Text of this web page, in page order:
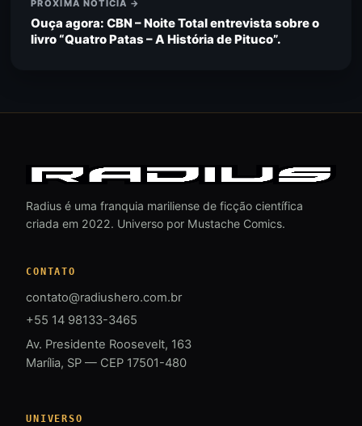
PRÓXIMA NOTÍCIA →
Ouça agora: CBN – Noite Total entrevista sobre o
livro “Quatro Patas – A História de Pituco”.
Radius é uma franquia mariliense de ficção científica
criada em 2022. Universo por Mustache Comics.
CONTATO
contato@radiushero.com.br
+55 14 98133-3465
Av. Presidente Roosevelt, 163
Marília, SP — CEP 17501-480
UNIVERSO